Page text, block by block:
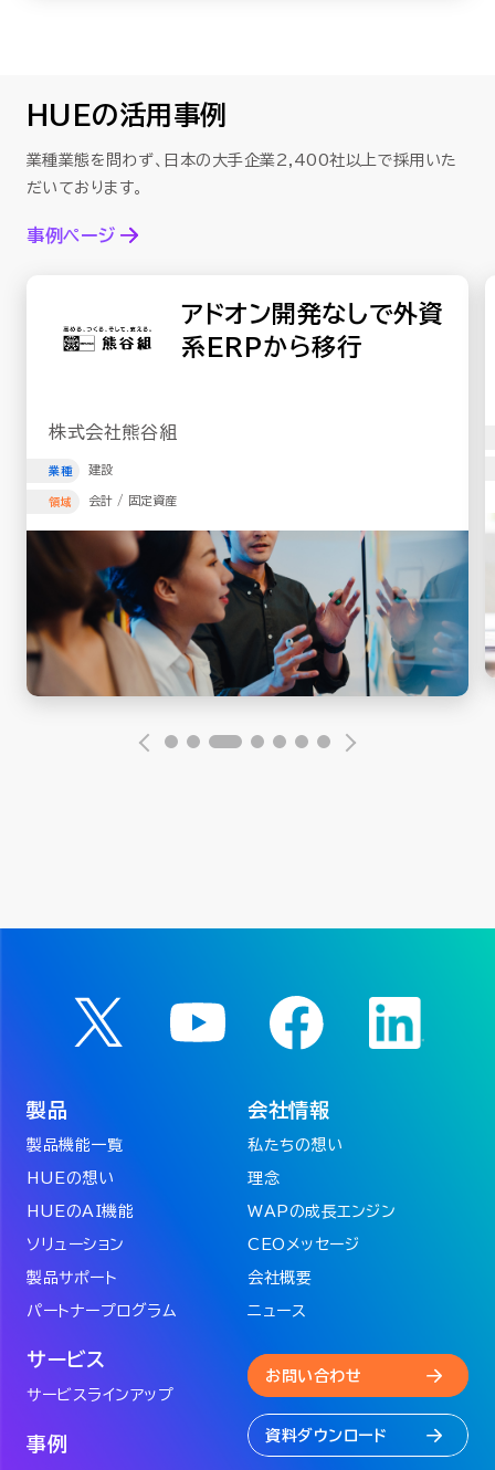
HUEの活用事例
業種業態を問わず、日本の大手企業2,400社以上で採用いた
だいております。
事例ページ
アドオン開発なしで外資
系ERPから移行
株式会社熊谷組
業種 建設
領域 会計 / 固定資産
製品
製品機能一覧
HUEの想い
HUEのAI機能
ソリューション
製品サポート
パートナープログラム
サービス
サービスラインアップ
事例
会社情報
私たちの想い
理念
WAPの成長エンジン
CEOメッセージ
会社概要
ニュース
お問い合わせ
資料ダウンロード